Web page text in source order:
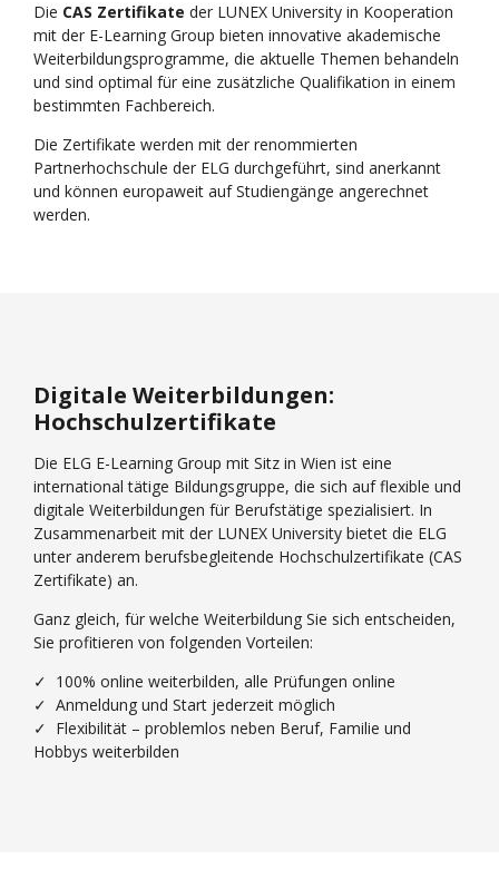
Die CAS Zertifikate der LUNEX University in Kooperation
mit der E-Learning Group bieten innovative akademische
Weiterbildungsprogramme, die aktuelle Themen behandeln
und sind optimal für eine zusätzliche Qualifikation in einem
bestimmten Fachbereich.
Die Zertifikate werden mit der renommierten
Partnerhochschule der ELG durchgeführt, sind anerkannt
und können europaweit auf Studiengänge angerechnet
werden.
Digitale Weiterbildungen:
Hochschulzertifikate
Die ELG E-Learning Group mit Sitz in Wien ist eine
international tätige Bildungsgruppe, die sich auf flexible und
digitale Weiterbildungen für Berufstätige spezialisiert. In
Zusammenarbeit mit der LUNEX University bietet die ELG
unter anderem berufsbegleitende Hochschulzertifikate (CAS
Zertifikate) an.
Ganz gleich, für welche Weiterbildung Sie sich entscheiden,
Sie profitieren von folgenden Vorteilen:
✓ 100% online weiterbilden, alle Prüfungen online
✓ Anmeldung und Start jederzeit möglich
✓ Flexibilität – problemlos neben Beruf, Familie und
Hobbys weiterbilden